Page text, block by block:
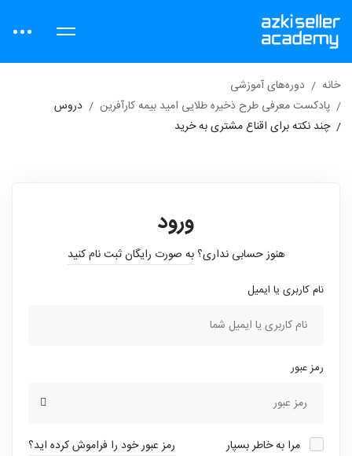
خانه
دوره‌های آموزشی
پادکست معرفی طرح ذخیره طلایی امید بیمه کارآفرین
دروس
چند نکته برای اقناع مشتری به خرید
ورود
هنوز حسابی نداری؟به صورت رایگان ثبت نام کنید
نام کاربری یا ایمیل
رمز عبور
مرا به خاطر بسپار رمز عبور خود را فراموش کرده اید؟